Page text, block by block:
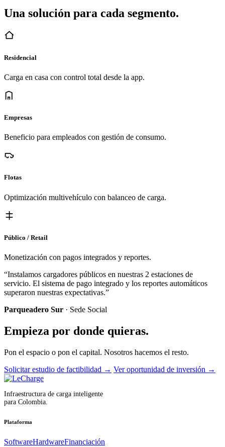
Una solución para cada segmento.
Residencial
Carga en casa con control total desde la app.
Empresas
Beneficio para empleados con gestión de consumo.
Flotas
Optimización multivehículo con balanceo de carga.
Público / Retail
Monetización con pagos integrados y reportes.
“Instalamos cargadores públicos en nuestras 2 estaciones de
servicio. El sistema de pago integrado y los reportes automáticos
superaron nuestras expectativas.”
Parqueadero Sur · Sede Social
Empieza por donde quieras.
Pon el espacio o pon el capital. Nosotros hacemos el resto.
Solicitar estudio de factibilidad → Ver oportunidad de inversión →
Infraestructura de carga inteligente
para Colombia.
Plataforma
SoftwareHardwareFinanciación